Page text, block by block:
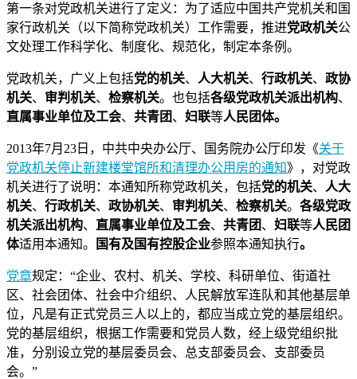
第一条对党政机关进行了定义：为了适应中国共产党机关和国
家行政机关（以下简称党政机关）工作需要，推进党政机关公
文处理工作科学化、制度化、规范化，制定本条例。
党政机关，广义上包括党的机关、 人大机关、 行政机关、 政协
机关、 审判机关、 检察机关。也包括各级党政机关派出机构、
直属事业单位及工会、 共青团、 妇联等人民团体。
2013年7月23日，中共中央办公厅、国务院办公厅印发《关于
党政机关停止新建楼堂馆所和清理办公用房的通知》，对党政
机关进行了说明：本通知所称党政机关，包括党的机关、 人大
机关、 行政机关、 政协机关、 审判机关、 检察机关。 各级党政
机关派出机构、 直属事业单位及工会、 共青团、 妇联等人民团
体适用本通知。 国有及国有控股企业参照本通知执行。
党章规定：“企业、农村、机关、学校、科研单位、街道社
区、社会团体、社会中介组织、人民解放军连队和其他基层单
位，凡是有正式党员三人以上的，都应当成立党的基层组织。
党的基层组织，根据工作需要和党员人数，经上级党组织批
准，分别设立党的基层委员会、总支部委员会、支部委员
会。”